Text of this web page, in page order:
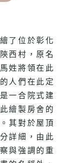
了位於彰化
西村，原名
姓將領在此
人們在此定
一合院式建
繪製房舍的
其對於屋頂
詳細，由此
與強調的重